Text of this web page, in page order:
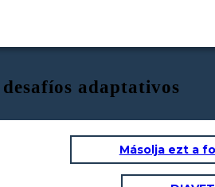
adaptativos
Másolja ezt a